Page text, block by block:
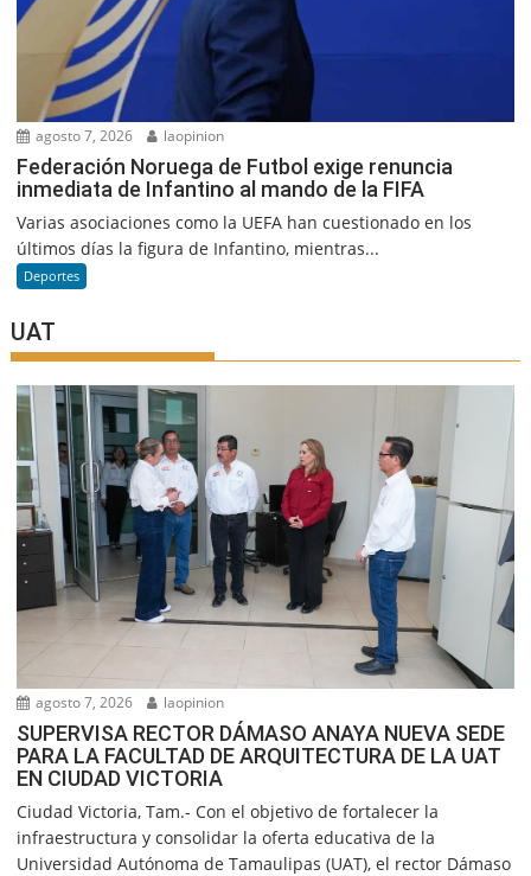
agosto 7, 2026 laopinion
Federación Noruega de Futbol exige renuncia
inmediata de Infantino al mando de la FIFA
Varias asociaciones como la UEFA han cuestionado en los
últimos días la figura de Infantino, mientras...
Deportes
UAT
agosto 7, 2026 laopinion
SUPERVISA RECTOR DÁMASO ANAYA NUEVA SEDE
PARA LA FACULTAD DE ARQUITECTURA DE LA UAT
EN CIUDAD VICTORIA
Ciudad Victoria, Tam.- Con el objetivo de fortalecer la
infraestructura y consolidar la oferta educativa de la
Universidad Autónoma de Tamaulipas (UAT), el rector Dámaso